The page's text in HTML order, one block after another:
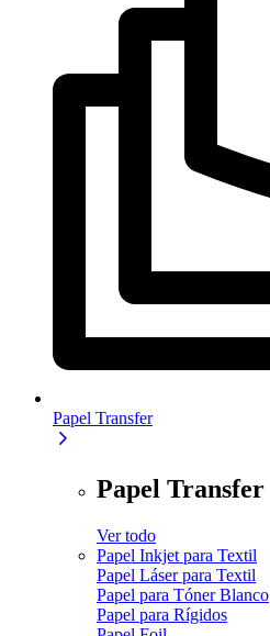
Papel Transfer
Papel Transfer
Ver todo
Papel Inkjet para Textil
Papel Láser para Textil
Papel para Tóner Blanco
Papel para Rígidos